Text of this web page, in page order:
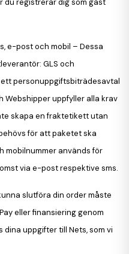
du registrerar dig som gäst
e-post och mobil – Dessa
GLS och
personuppgiftsbiträdesavtal
Webshipper uppfyller alla krav
skapa en fraktetikett utan
för att paketet ska
mobilnummer används för
via e-post respektive sms.
slutföra din order måste
eller finansiering genom
dina uppgifter till Nets, som vi